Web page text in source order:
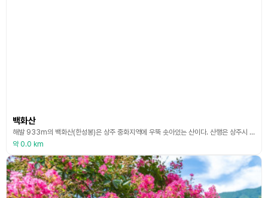
백화산
해발 933m의 백화산(한성봉)은 상주 중화지역에 우뚝 솟아있는 산이다. 산행은 상주시 쪽인 수봉리에서 시작하여 영동군으로 내려오는 코스와 영동군쪽인 황간산림욕장에서 시작하는 두 코스가 있다. 수봉리에서 출발하는 코스는 논길을 따라가다 보면 신덕마을의 옥동서원이 보인다. 이곳에서 개울을 건너면 갈림길이 나오고 오른쪽 길로 100m쯤 오르면 보현사에 닿게 되는데 이곳에서 등산로를 따라가다 보면 용추폭포가 나오며, 조금 더 가파른 등산로를 1시간 정도 오
약 0.0 km